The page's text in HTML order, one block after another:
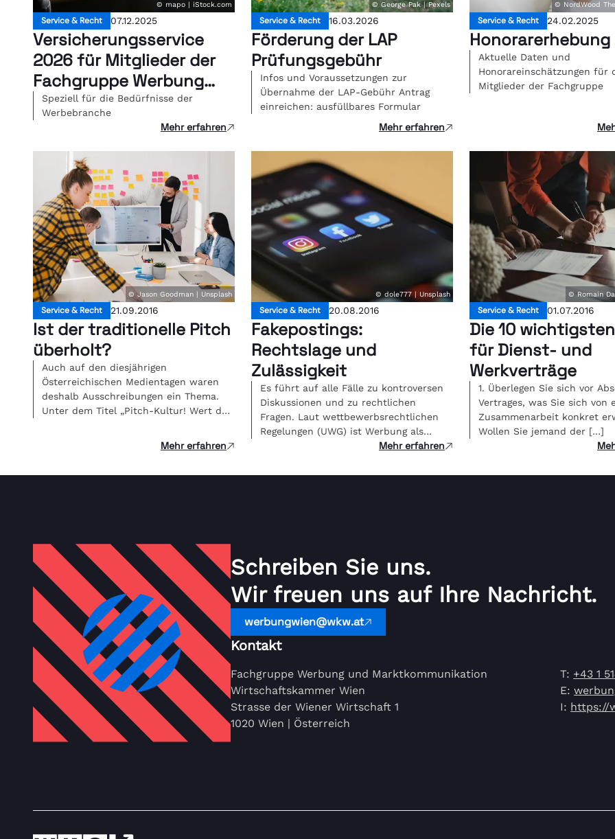
© mapo | iStock.com
Service & Recht 07.12.2025
Versicherungsservice
2026 für Mitglieder der
Fachgruppe Werbung
Wien
Speziell für die Bedürfnisse der
Werbebranche
Mehr erfahren
© George Pak | Pexels
Service & Recht 16.03.2026
Förderung der LAP
Prüfungsgebühr
Infos und Voraussetzungen zur
Übernahme der LAP-Gebühr Antrag
einreichen: ausfüllbares Formular
Mehr erfahren
© NordWood
Service & Recht 24.02.2025
Honorarerhebung
Aktuelle Daten und
Honorareinschätzungen für
Mitglieder der Fachgruppe
© Jason Goodman | Unsplash
Service & Recht 21.09.2016
Ist der traditionelle Pitch
überholt?
Auch auf den diesjährigen
Österreichischen Medientagen waren
deshalb Ausschreibungen ein Thema.
Unter dem Titel „Pitch-Kultur! Wert der
Mehr erfahren
© dole777 | Unsplash
Service & Recht 20.08.2016
Fakepostings:
Rechtslage und
Zulässigkeit
Es führt auf alle Fälle zu kontroversen
Diskussionen und zu rechtlichen
Fragen. Laut wettbewerbsrechtlichen
Regelungen (UWG) ist Werbung als
Mehr erfahren
© Romain
Service & Recht 01.07.2016
Die 10
für Dienst- und
Werkverträge
1. Überlegen Sie sich vor
Vertrages, was Sie sich von
Zusammenarbeit konkret
Wollen Sie jemand der […]
Schreiben Sie uns.
Wir freuen uns auf Ihre Nachricht.
werbungwien@wkw.at
Kontakt
Fachgruppe Werbung und Marktkommunikation
Wirtschaftskammer Wien
Strasse der Wiener Wirtschaft 1
1020 Wien | Österreich
T: +43 1
E:
I: https://